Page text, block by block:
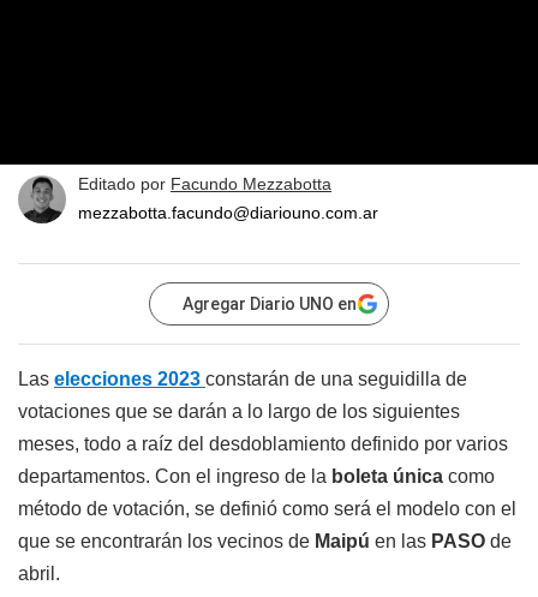
Editado por Facundo Mezzabotta
mezzabotta.facundo@diariouno.com.ar
Agregar Diario UNO en
Las elecciones 2023 constarán de una seguidilla de
votaciones que se darán a lo largo de los siguientes
meses, todo a raíz del desdoblamiento definido por varios
departamentos. Con el ingreso de la boleta única como
método de votación, se definió como será el modelo con el
que se encontrarán los vecinos de Maipú en las PASO de
abril.